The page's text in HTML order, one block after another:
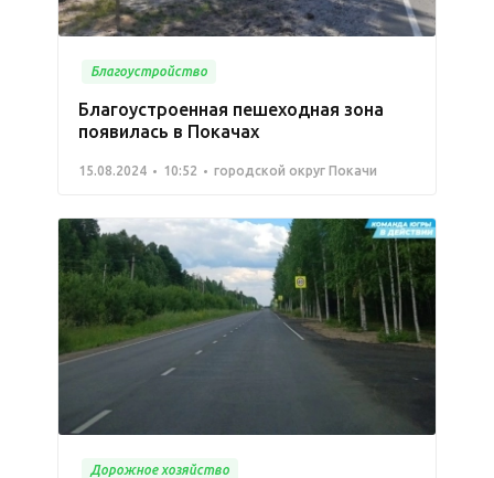
Благоустройство
Благоустроенная пешеходная зона
появилась в Покачах
15.08.2024 10:52 городской округ Покачи
Дорожное хозяйство